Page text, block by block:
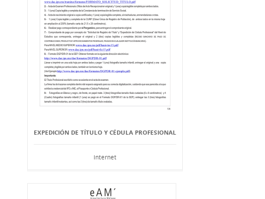
EXPEDICIÓN DE TÍTULO Y CÉDULA PROFESIONAL
Internet